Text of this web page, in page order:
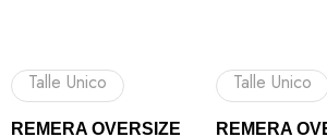
Talle Unico
REMERA OVERSIZE
Talle Unico
REMERA